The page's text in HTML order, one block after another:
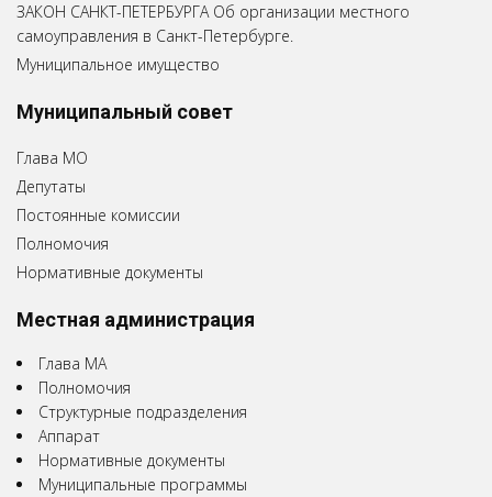
ЗАКОН САНКТ-ПЕТЕРБУРГА Об организации местного
самоуправления в Санкт-Петербурге.
Муниципальное имущество
Муниципальный совет
Глава МО
Депутаты
Постоянные комиссии
Полномочия
Нормативные документы
Местная администрация
Глава МА
Полномочия
Структурные подразделения
Аппарат
Нормативные документы
Муниципальные программы